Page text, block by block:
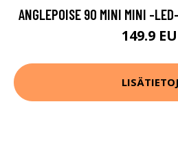
ANGLEPOISE 90 MINI MINI -
149.9